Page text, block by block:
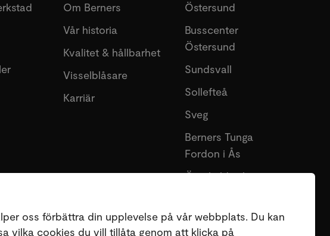
oss förbättra din upplevelse på vår webbplats. Du kan
vilka cookies du vill tillåta genom att klicka på
Om Berners
Vår historia
Kvalitet & hållbarhet
Visselblåsare
Karriär
Östersund
Busscenter
Östersund
Sundsvall
Sollefteå
Sveg
Berners Tunga
Fordon i Ås
Örnsköldsvik